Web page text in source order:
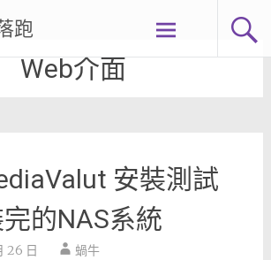
跑
Web介面
安裝測試
的NAS系統
26 日 蝸牛